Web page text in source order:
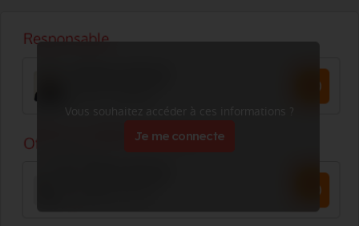
Vous souhaitez accéder à ces informations ?
Je me connecte